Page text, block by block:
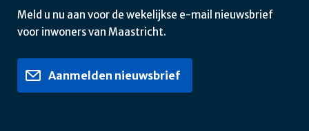
Meld u nu aan voor de wekelijkse e-mail nieuwsbrief
voor inwoners van Maastricht.
Aanmelden nieuwsbrief